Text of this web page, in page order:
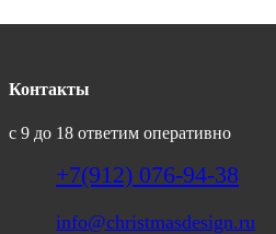
Контакты
с 9 до 18 ответим оперативно
+7(912) 076-94-38
info@christmasdesign.ru